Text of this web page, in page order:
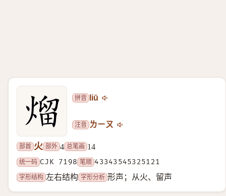
拼音 liū
注音 ㄌㄧㄡ
部首 火 部外 4 总笔画 14
统一码 CJK 7198 笔顺 43343545325121
字形结构 左右结构 字形分析 形声；从火、留声